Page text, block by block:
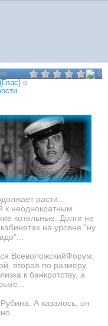
0
в
расти...
к неоднократным
котельные. Долги не
на уровне "ну
ВсеволожскийФорум,
вторая по размеру
к банкротству, а
А казалось, он